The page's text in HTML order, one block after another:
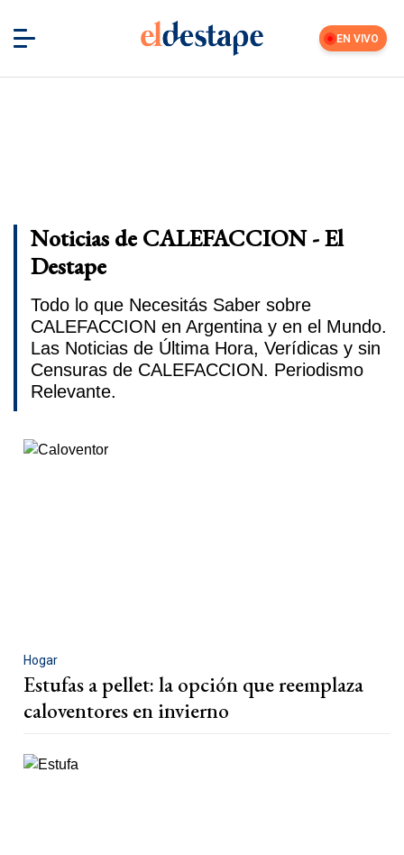
EN VIVO
Noticias de CALEFACCION - El
Destape
Todo lo que Necesitás Saber sobre
CALEFACCION en Argentina y en el Mundo.
Las Noticias de Última Hora, Verídicas y sin
Censuras de CALEFACCION. Periodismo
Relevante.
Hogar
Estufas a pellet: la opción que reemplaza
caloventores en invierno